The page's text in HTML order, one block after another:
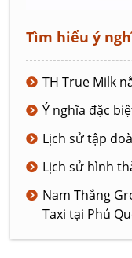
Tìm hiểu ý
TH True Milk
Ý nghĩa đặc
Lịch sử tập
Lịch sử hình
Nam Thắng
Taxi tại Phú